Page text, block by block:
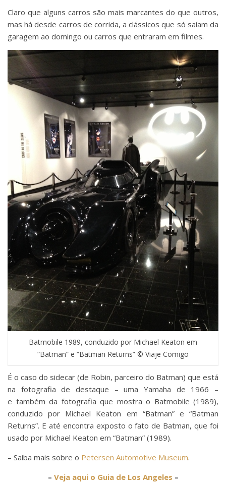
Claro que alguns carros são mais marcantes do que outros,
mas há desde carros de corrida, a clássicos que só saíam da
garagem ao domingo ou carros que entraram em filmes.
Batmobile 1989, conduzido por Michael Keaton em
“Batman” e “Batman Returns” © Viaje Comigo
É o caso do sidecar (de Robin, parceiro do Batman) que está
na fotografia de destaque – uma Yamaha de 1966 –
e também da fotografia que mostra o Batmobile (1989),
conduzido por Michael Keaton em “Batman” e “Batman
Returns”. E até encontra exposto o fato de Batman, que foi
usado por Michael Keaton em “Batman” (1989).
– Saiba mais sobre o Petersen Automotive Museum.
– Veja aqui o Guia de Los Angeles –